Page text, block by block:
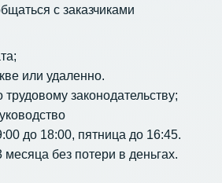
с заказчиками
или удаленно.
законодательству;
до 18:00, пятница до 16:45.
без потери в деньгах.